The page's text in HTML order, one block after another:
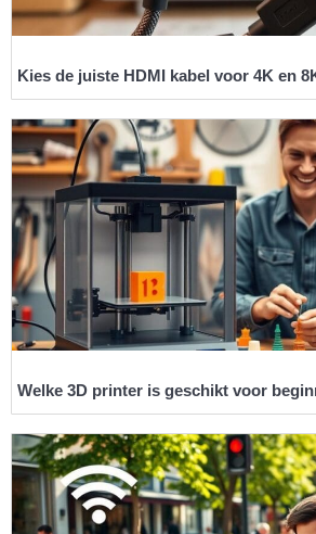
Kies de juiste HDMI kabel voor 4K en
Welke 3D printer is geschikt voor